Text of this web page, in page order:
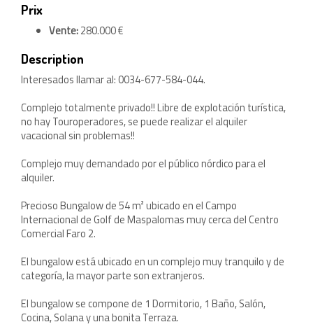
Prix
Vente:280.000 €
Description
Interesados llamar al: 0034-677-584-044.
Complejo totalmente privado!! Libre de explotación turística,
no hay Touroperadores, se puede realizar el alquiler
vacacional sin problemas!!
Complejo muy demandado por el público nórdico para el
alquiler.
Precioso Bungalow de 54 m² ubicado en el Campo
Internacional de Golf de Maspalomas muy cerca del Centro
Comercial Faro 2.
El bungalow está ubicado en un complejo muy tranquilo y de
categoría, la mayor parte son extranjeros.
El bungalow se compone de 1 Dormitorio, 1 Baño, Salón,
Cocina, Solana y una bonita Terraza.